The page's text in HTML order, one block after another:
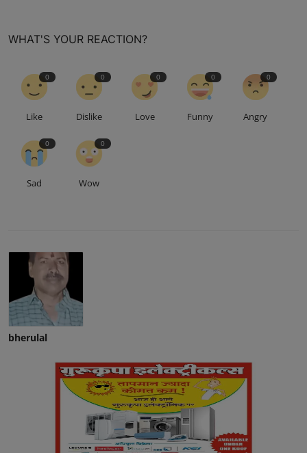
WHAT'S YOUR REACTION?
0
Like
0
Dislike
0
Love
0
Funny
0
Angry
0
Sad
0
Wow
bherulal